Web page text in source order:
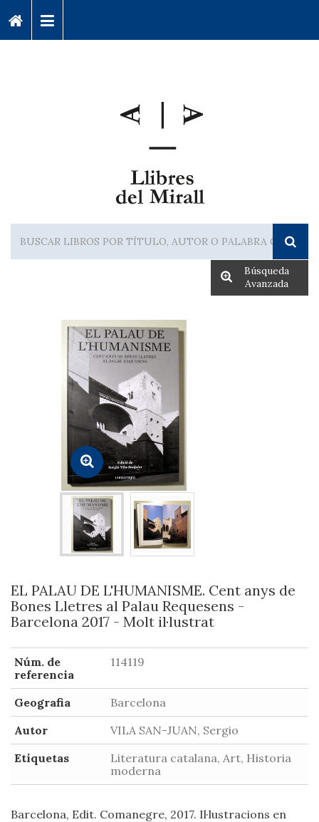
Búsqueda
Avanzada
EL PALAU DE L'HUMANISME. Cent anys de
Bones Lletres al Palau Requesens -
Barcelona 2017 - Molt il·lustrat
Núm. de
referencia
114119
Geografia
Barcelona
Autor
VILA SAN-JUAN, Sergio
Etiquetas
Literatura catalana, Art, Historia
moderna
Barcelona, Edit. Comanegre, 2017. Il·lustracions en